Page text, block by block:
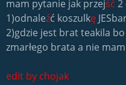
mam pytanie jak przejść 2
1)odnaleźć koszulkę
2)gdzie jest brat teakila
zmarłego brata a nie
edit by chojak